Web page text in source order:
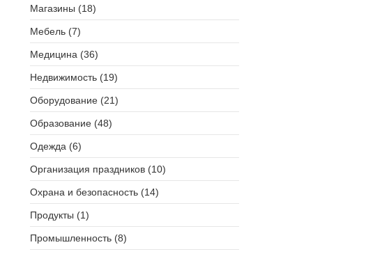
Магазины (18)
Мебель (7)
Медицина (36)
Недвижимость (19)
Оборудование (21)
Образование (48)
Одежда (6)
Организация праздников (10)
Охрана и безопасность (14)
Продукты (1)
Промышленность (8)